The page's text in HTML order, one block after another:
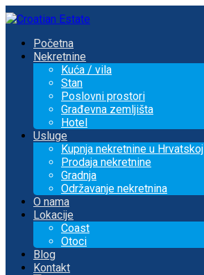
Početna
Nekretnine
Kuća / vila
Stan
Poslovni prostori
Građevna zemljišta
Hotel
Usluge
Kupnja nekretnine u Hrvatskoj
Prodaja nekretnine
Gradnja
Održavanje nekretnina
O nama
Lokacije
Coast
Otoci
Blog
Kontakt